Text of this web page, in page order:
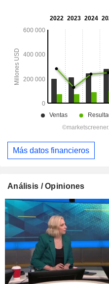
Más datos financieros
Análisis / Opiniones